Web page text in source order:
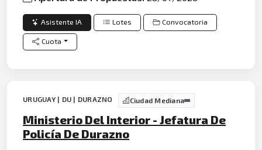
Asistente IA Lotes Convocatoria
Cuota
URUGUAY | DU | DURAZNO Ciudad Mediana
Ministerio Del Interior - Jefatura De
Policía De Durazno